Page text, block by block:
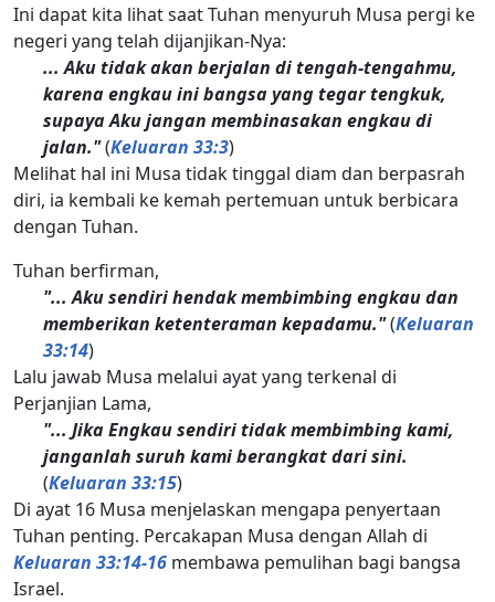
Ini dapat kita lihat saat Tuhan menyuruh Musa pergi ke
negeri yang telah dijanjikan-Nya:
... Aku tidak akan berjalan di tengah-tengahmu,
karena engkau ini bangsa yang tegar tengkuk,
supaya Aku jangan membinasakan engkau di
jalan."(Keluaran 33:3)
Melihat hal ini Musa tidak tinggal diam dan berpasrah
diri, ia kembali ke kemah pertemuan untuk berbicara
dengan Tuhan.
Tuhan berfirman,
"... Aku sendiri hendak membimbing engkau dan
memberikan ketenteraman kepadamu."(Keluaran
33:14)
Lalu jawab Musa melalui ayat yang terkenal di
Perjanjian Lama,
"... Jika Engkau sendiri tidak membimbing kami,
janganlah suruh kami berangkat dari sini.
(Keluaran 33:15)
Di ayat 16 Musa menjelaskan mengapa penyertaan
Tuhan penting. Percakapan Musa dengan Allah di
Keluaran 33:14-16 membawa pemulihan bagi bangsa
Israel.